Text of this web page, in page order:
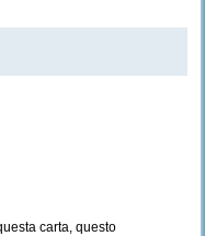
carta, questo